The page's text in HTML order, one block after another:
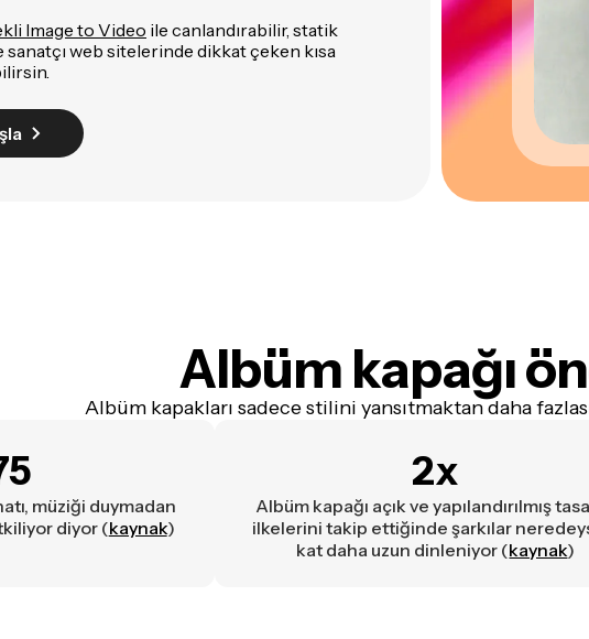
Image to Video ile canlandırabilir, statik
sanatçı web sitelerinde dikkat çeken kısa
Albüm kapağı
Albüm kapakları sadece stilini yansıtmaktan daha
müziği duymadan
diyor (kaynak)
2x
Albüm kapağı açık ve yapılandırılmış
ilkelerini takip ettiğinde şarkılar
kat daha uzun dinleniyor (kaynak)